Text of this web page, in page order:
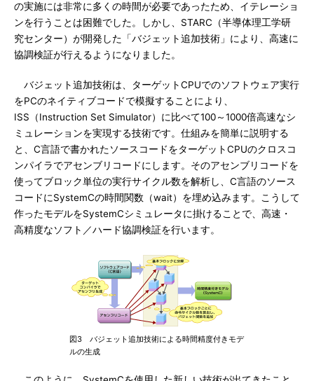
の実施には非常に多くの時間が必要であったため、イテレーショ
ンを行うことは困難でした。しかし、STARC（半導体理工学研
究センター）が開発した「バジェット追加技術」により、高速に
協調検証が行えるようになりました。
バジェット追加技術は、ターゲットCPUでのソフトウェア実行
をPCのネイティブコードで模擬することにより、
ISS（Instruction Set Simulator）に比べて100～1000倍高速なシ
ミュレーションを実現する技術です。仕組みを簡単に説明する
と、C言語で書かれたソースコードをターゲットCPUのクロスコ
ンパイラでアセンブリコードにします。そのアセンブリコードを
使ってブロック単位の実行サイクル数を解析し、C言語のソース
コードにSystemCの時間関数（wait）を埋め込みます。こうして
作ったモデルをSystemCシミュレータに掛けることで、高速・
高精度なソフト／ハード協調検証を行います。
図3 バジェット追加技術による時間精度付きモデ
ルの生成